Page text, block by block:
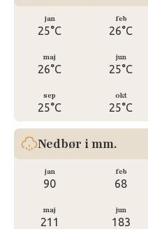
jan
25°C
feb
26°C
maj
26°C
jun
25°C
sep
25°C
okt
25°C
Nedbør i mm.
jan
90
feb
68
maj
211
jun
183